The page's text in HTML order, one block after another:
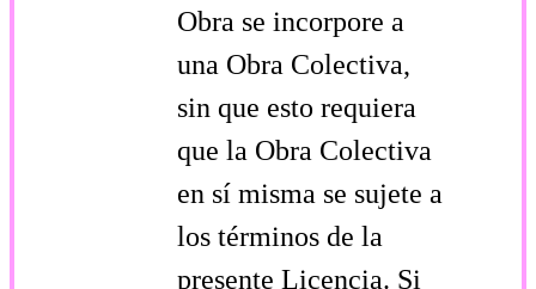
Obra se incorpore a
una Obra Colectiva,
sin que esto requiera
que la Obra Colectiva
en sí misma se sujete a
los términos de la
presente Licencia. Si